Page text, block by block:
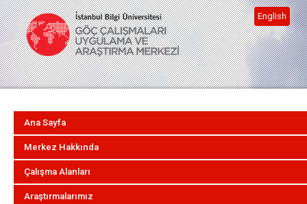
English
Ana Sayfa
Merkez Hakkında
Çalışma Alanları
Araştırmalarımız